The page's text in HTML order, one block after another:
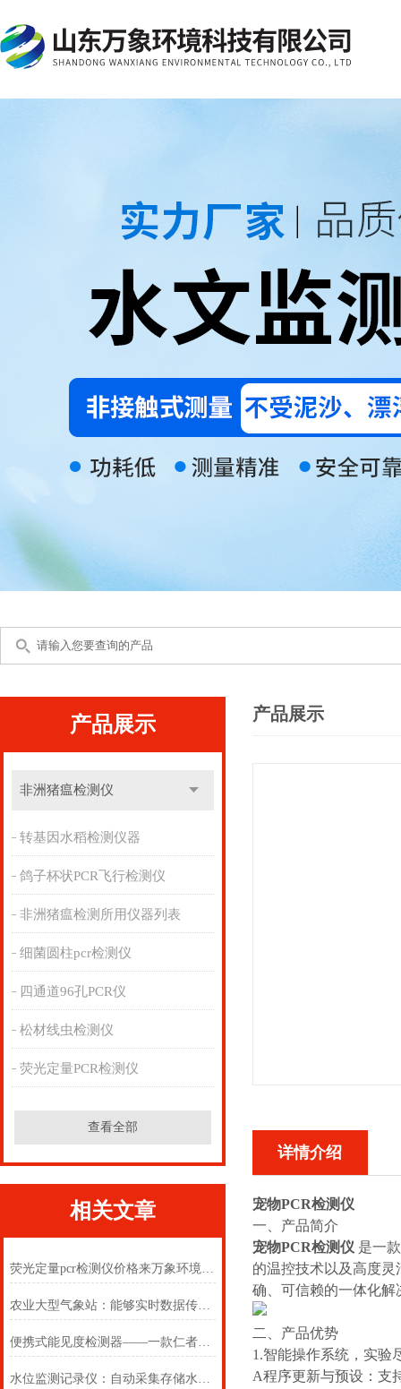
产品展示
非洲猪瘟检测仪
转基因水稻检测仪器
鸽子杯状PCR飞行检测仪
非洲猪瘟检测所用仪器列表
细菌圆柱pcr检测仪
四通道96孔PCR仪
松材线虫检测仪
荧光定量PCR检测仪
查看全部
相关文章
荧光定量pcr检测仪价格来万象环境就对了
农业大型气象站：能够实时数据传输与智能分析，提升农业管理效率
便携式能见度检测器——一款仁者见仁的高速路能见度智能监测系统
水位监测记录仪：自动采集存储水位历史数据，支撑防洪调度科学决策部署
产品展示
详情介绍
宠物PCR检测仪
一、产品简介
宠物PCR检测仪 是一
的温控技术以及高度
确、可信赖的一体化解
二、产品优势
1.智能操作系统，实验
A程序更新与预设：支